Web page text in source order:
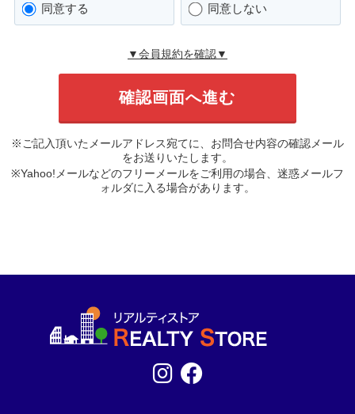
同意する 同意しない
▼会員規約を確認▼
※ご記入頂いたメールアドレス宛てに、お問合せ内容の確認メール
をお送りいたします。
※Yahoo!メールなどのフリーメールをご利用の場合、迷惑メールフ
ォルダに入る場合があります。